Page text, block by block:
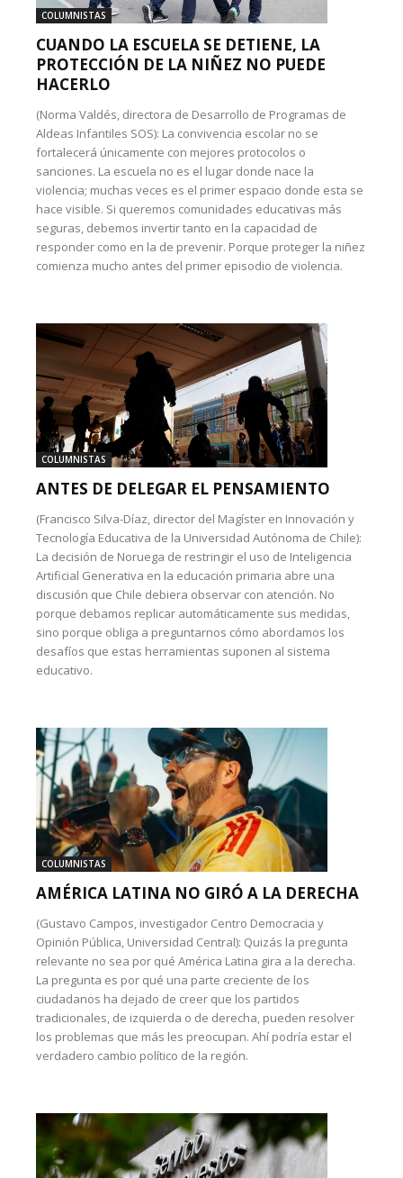
COLUMNISTAS
CUANDO LA ESCUELA SE DETIENE, LA
PROTECCIÓN DE LA NIÑEZ NO PUEDE
HACERLO
(Norma Valdés, directora de Desarrollo de Programas de
Aldeas Infantiles SOS): La convivencia escolar no se
fortalecerá únicamente con mejores protocolos o
sanciones. La escuela no es el lugar donde nace la
violencia; muchas veces es el primer espacio donde esta se
hace visible. Si queremos comunidades educativas más
seguras, debemos invertir tanto en la capacidad de
responder como en la de prevenir. Porque proteger la niñez
comienza mucho antes del primer episodio de violencia.
COLUMNISTAS
ANTES DE DELEGAR EL PENSAMIENTO
(Francisco Silva-Díaz, director del Magíster en Innovación y
Tecnología Educativa de la Universidad Autónoma de Chile):
La decisión de Noruega de restringir el uso de Inteligencia
Artificial Generativa en la educación primaria abre una
discusión que Chile debiera observar con atención. No
porque debamos replicar automáticamente sus medidas,
sino porque obliga a preguntarnos cómo abordamos los
desafíos que estas herramientas suponen al sistema
educativo.
COLUMNISTAS
AMÉRICA LATINA NO GIRÓ A LA DERECHA
(Gustavo Campos, investigador Centro Democracia y
Opinión Pública, Universidad Central): Quizás la pregunta
relevante no sea por qué América Latina gira a la derecha.
La pregunta es por qué una parte creciente de los
ciudadanos ha dejado de creer que los partidos
tradicionales, de izquierda o de derecha, pueden resolver
los problemas que más les preocupan. Ahí podría estar el
verdadero cambio político de la región.